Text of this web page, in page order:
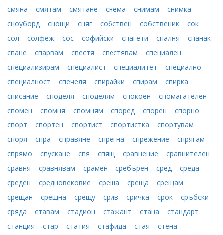
смяна
смятам смятане снема снимам
снимка
сноуборд
снощи сняг собствен собственик
сок
сол
солфеж сос софийски спагети спалня
спанак
спане
спарвам спестя спестявам
специален
специализирам
специалист специалитет
специално
специалност
спечеля спирайки спирам
спирка
списание
споделя споделям спокоен
спомагателен
спомен
спомня спомням според спорен
спорно
спорт
спортен спортист спортистка
спортувам
споря
спра справяне спрегна спрежение
спрягам
спрямо
спускане спя спящ сравнение
сравнителен
сравня
сравнявам срамен сребърен сред
среда
среден
средновековие среша среща
срещам
срещан
срещна срещу срив сричка срок
сръбски
сряда
ставам стадион стажант стана
стандарт
станция
стар статия стафида стая
стена